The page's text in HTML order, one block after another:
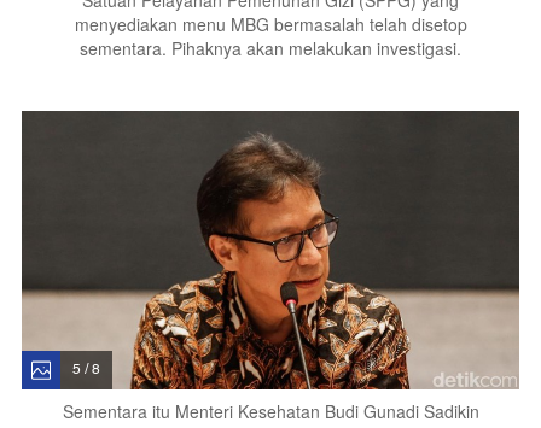
menyediakan menu MBG bermasalah telah disetop
sementara. Pihaknya akan melakukan investigasi.
5 / 8
Sementara itu Menteri Kesehatan Budi Gunadi Sadikin